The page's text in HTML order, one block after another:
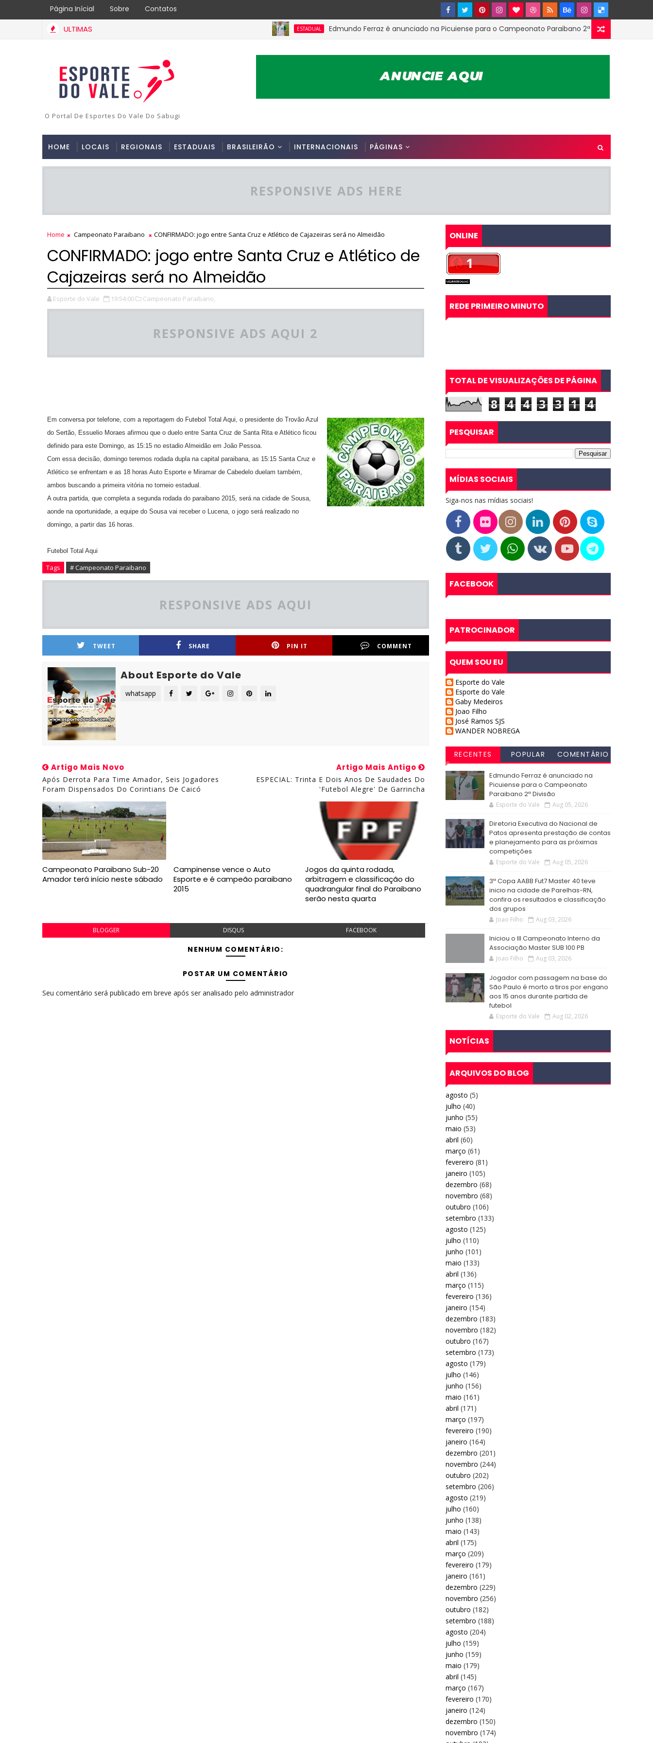
Página Inícial Sobre Contatos
ULTIMAS ESTADUAL Edmundo Ferraz é anunciado na Picuiense para o Campeonato Paraibano 2ª Divisão
O Portal De Esportes Do Vale Do Sabugi
HOME LOCAIS REGIONAIS ESTADUAIS BRASILEIRÃO INTERNACIONAIS PÁGINAS
RESPONSIVE ADS HERE
Home Campeonato Paraibano CONFIRMADO: jogo entre Santa Cruz e Atlético de Cajazeiras será no Almeidão
CONFIRMADO: jogo entre Santa Cruz e Atlético de
Cajazeiras será no Almeidão
Esporte do Vale 19:54:00 Campeonato Paraibano,
RESPONSIVE ADS AQUI 2
Em conversa por telefone, com a reportagem do Futebol Total Aqui, o presidente do Trovão Azul
do Sertão, Essuelio Moraes afirmou que o duelo entre Santa Cruz de Santa Rita e Atlético ficou
definido para este Domingo, as 15:15 no estadio Almeidão em João Pessoa.
Com essa decisão, domingo teremos rodada dupla na capital paraibana, as 15:15 Santa Cruz e
Atlético se enfrentam e as 18 horas Auto Esporte e Miramar de Cabedelo duelam também,
ambos buscando a primeira vitória no torneio estadual.
A outra partida, que completa a segunda rodada do paraibano 2015, será na cidade de Sousa,
aonde na oportunidade, a equipe do Sousa vai receber o Lucena, o jogo será realizado no
domingo, a partir das 16 horas.
Futebol Total Aqui
Tags # Campeonato Paraibano
RESPONSIVE ADS AQUI
TWEET SHARE PIN IT COMMENT
About Esporte do Vale
whatsapp
Artigo Mais Novo
Após Derrota Para Time Amador, Seis Jogadores
Foram Dispensados Do Corintians De Caicó
Artigo Mais Antigo
ESPECIAL: Trinta E Dois Anos De Saudades Do
'futebol Alegre' De Garrincha
Campeonato Paraibano Sub-20
Amador terá início neste sábado
Campinense vence o Auto
Esporte e é campeão paraibano
2015
Jogos da quinta rodada,
arbitragem e classificação do
quadrangular final do Paraibano
serão nesta quarta
BLOGGER DISQUS FACEBOOK
NENHUM COMENTÁRIO:
POSTAR UM COMENTÁRIO
Seu comentário será publicado em breve após ser analisado pelo administrador
ONLINE
REDE PRIMEIRO MINUTO
TOTAL DE VISUALIZAÇÕES DE PÁGINA
8 4 4 3 3 1 4
PESQUISAR
MÍDIAS SOCIAIS
Siga-nos nas mídias sociais!
FACEBOOK
PATROCINADOR
QUEM SOU EU
Esporte do Vale
Esporte do Vale
Gaby Medeiros
Joao Filho
José Ramos SJS
WANDER NOBREGA
RECENTES POPULAR
COMENTÁRIO
Edmundo Ferraz é anunciado na
Picuiense para o Campeonato
Paraibano 2ª Divisão
Esporte do Vale Aug 05, 2026
Diretoria Executiva do Nacional de
Patos apresenta prestação de contas
e planejamento para as próximas
competições
Esporte do Vale Aug 05, 2026
3ª Copa AABB Fut7 Master 40 teve
inicio na cidade de Parelhas-RN,
confira os resultados e classificação
dos grupos
Joao Filho Aug 03, 2026
Iniciou o III Campeonato Interno da
Associação Master SUB 100 PB
Joao Filho Aug 03, 2026
Jogador com passagem na base do
São Paulo é morto a tiros por engano
aos 15 anos durante partida de
futebol
Esporte do Vale Aug 02, 2026
NOTÍCIAS
ARQUIVOS DO BLOG
agosto (5)
julho (40)
junho (55)
maio (53)
abril (60)
março (61)
fevereiro (81)
janeiro (105)
dezembro (68)
novembro (68)
outubro (106)
setembro (133)
agosto (125)
julho (110)
junho (101)
maio (133)
abril (136)
março (115)
fevereiro (136)
janeiro (154)
dezembro (183)
novembro (182)
outubro (167)
setembro (173)
agosto (179)
julho (146)
junho (156)
maio (161)
abril (171)
março (197)
fevereiro (190)
janeiro (164)
dezembro (201)
novembro (244)
outubro (202)
setembro (206)
agosto (219)
julho (160)
junho (138)
maio (143)
abril (175)
março (209)
fevereiro (179)
janeiro (161)
dezembro (229)
novembro (256)
outubro (182)
setembro (188)
agosto (204)
julho (159)
junho (159)
maio (179)
abril (145)
março (167)
fevereiro (170)
janeiro (124)
dezembro (150)
novembro (174)